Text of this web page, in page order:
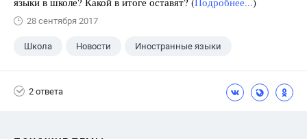
28 сентября 2017
Школа Новости Иностранные языки
2 ответа